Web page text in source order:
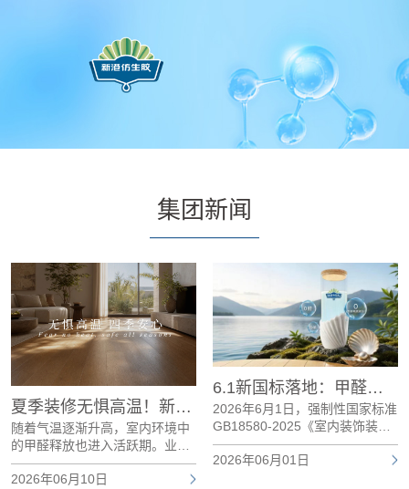
集团新闻
夏季装修无惧高温！新港HENF采暖级精板，0醛0苯0有害物质添加，清爽安心住新家
随着气温逐渐升高，室内环境中
的甲醛释放也进入活跃期。业内
研究发现，温度是影响甲醛释放
的重要因素之一。当环境温度升
2026年06月10日
6.1新国标落地：甲醛达标只是及格，板材环保的终极战场在哪？
2026年6月1日，强制性国家标准
GB18580-2025《室内装饰装修
材料 人造板及其制品中甲醛释放
限量》正式实施。本次修订最核
2026年06月01日